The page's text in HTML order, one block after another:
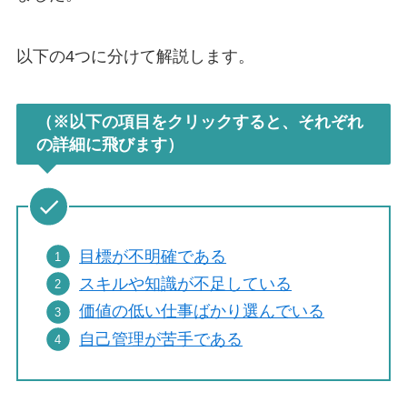
以下の4つに分けて解説します。
（※以下の項目をクリックすると、それぞれ
の詳細に飛びます）
目標が不明確である
スキルや知識が不足している
価値の低い仕事ばかり選んでいる
自己管理が苦手である